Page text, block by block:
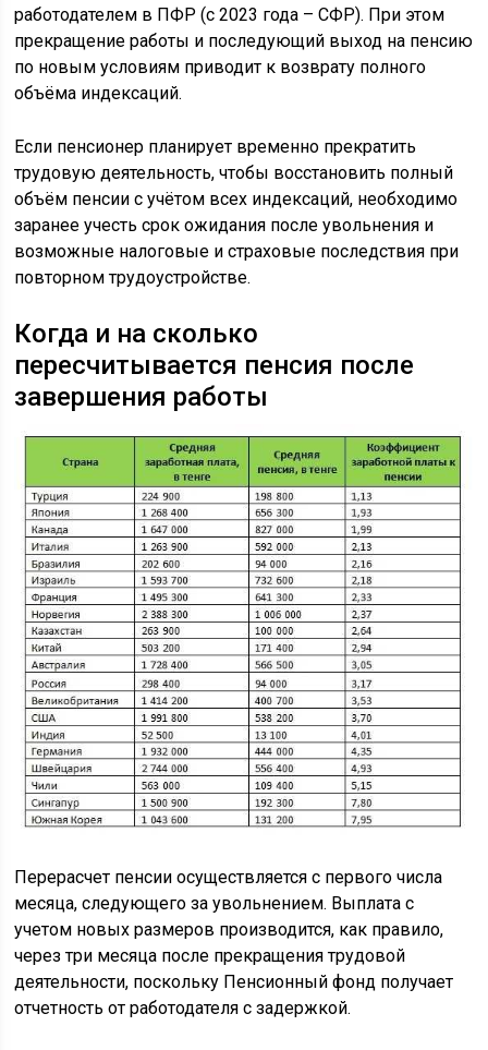
работодателем в ПФР (с 2023 года – СФР). При этом
прекращение работы и последующий выход на пенсию
по новым условиям приводит к возврату полного
объёма индексаций.
Если пенсионер планирует временно прекратить
трудовую деятельность, чтобы восстановить полный
объём пенсии с учётом всех индексаций, необходимо
заранее учесть срок ожидания после увольнения и
возможные налоговые и страховые последствия при
повторном трудоустройстве.
Когда и на сколько
пересчитывается пенсия после
завершения работы
Перерасчет пенсии осуществляется с первого числа
месяца, следующего за увольнением. Выплата с
учетом новых размеров производится, как правило,
через три месяца после прекращения трудовой
деятельности, поскольку Пенсионный фонд получает
отчетность от работодателя с задержкой.